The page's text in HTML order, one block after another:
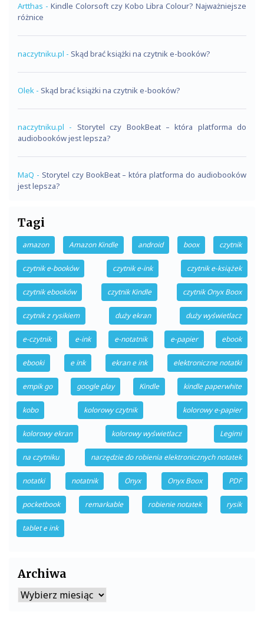
Artthas - Kindle Colorsoft czy Kobo Libra Colour? Najważniejsze
różnice
naczytniku.pl - Skąd brać książki na czytnik e-booków?
Olek - Skąd brać książki na czytnik e-booków?
naczytniku.pl - Storytel czy BookBeat – która platforma do
audiobooków jest lepsza?
MaQ - Storytel czy BookBeat – która platforma do audiobooków
jest lepsza?
Tagi
amazon Amazon Kindle android boox czytnik
czytnik e-booków czytnik e-ink czytnik e-książek
czytnik ebooków czytnik Kindle czytnik Onyx Boox
czytnik z rysikiem duży ekran duży wyświetlacz
e-czytnik e-ink e-notatnik e-papier ebook
ebooki e ink ekran e ink elektroniczne notatki
empik go google play Kindle kindle paperwhite
kobo kolorowy czytnik kolorowy e-papier
kolorowy ekran kolorowy wyświetlacz Legimi
na czytniku narzędzie do robienia elektronicznych notatek
notatki notatnik Onyx Onyx Boox PDF
pocketbook remarkable robienie notatek rysik
tablet e ink
Archiwa
Archiwa